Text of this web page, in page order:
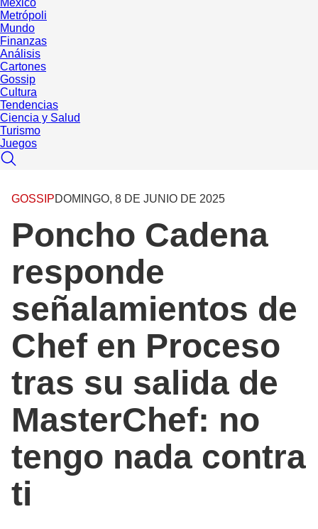
México
Metrópoli
Mundo
Finanzas
Análisis
Cartones
Gossip
Cultura
Tendencias
Ciencia y Salud
Turismo
Juegos
GOSSIPDOMINGO, 8 DE JUNIO DE 2025
Poncho Cadena
responde
señalamientos de
Chef en Proceso
tras su salida de
MasterChef: no
tengo nada contra
ti